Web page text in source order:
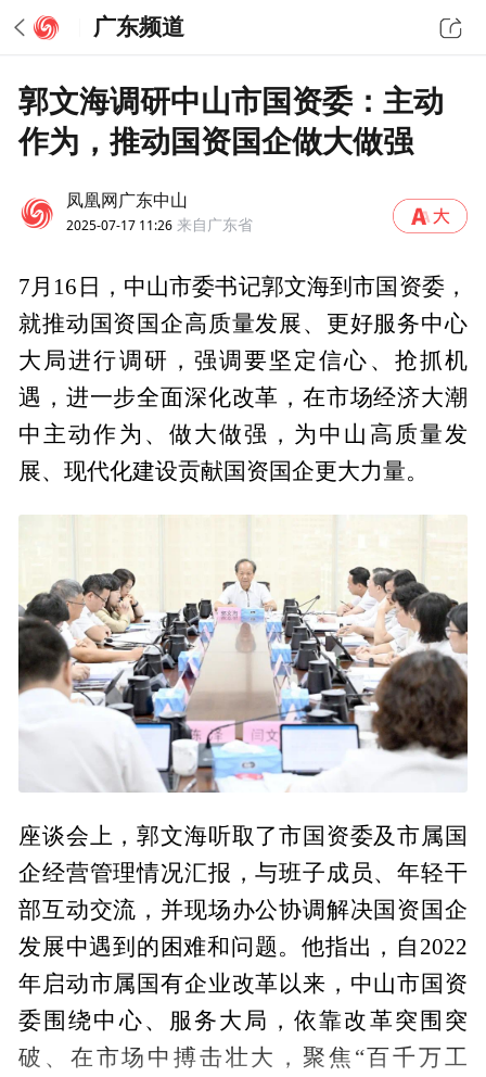
广东频道
郭文海调研中山市国资委：主动
作为，推动国资国企做大做强
凤凰网广东中山
2025-07-17 11:26 来自广东省
7月16日，中山市委书记郭文海到市国资委，
就推动国资国企高质量发展、更好服务中心
大局进行调研，强调要坚定信心、抢抓机
遇，进一步全面深化改革，在市场经济大潮
中主动作为、做大做强，为中山高质量发
展、现代化建设贡献国资国企更大力量。
座谈会上，郭文海听取了市国资委及市属国
企经营管理情况汇报，与班子成员、年轻干
部互动交流，并现场办公协调解决国资国企
发展中遇到的困难和问题。他指出，自2022
年启动市属国有企业改革以来，中山市国资
委围绕中心、服务大局，依靠改革突围突
破、在市场中搏击壮大，聚焦“百千万工